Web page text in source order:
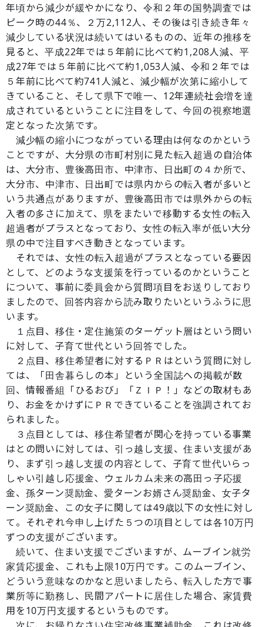
年頃から減少が緩やかになり、令和２年の国勢調査では
ピーク時の44％、２万2,112人、その後は引き続き年々
減少している状況は続いてはいるものの、近年の推移を
見ると、平成22年では５年前に比べて約1,208人減、平
成27年では５年前に比べて約1,053人減、令和２年では
５年前に比べて約741人減と、減少幅が次第に縮小して
きていること、そして県下で唯一、12年連続社会増を達
成されているということに注目をして、今回の視察地選
定となった次第です。
減少幅の縮小につながっている理由は何なのかという
ことですが、大分県の市町村別に見た転入超過の自治体
は、大分市、豊後高田市、中津市、日出町の４か所で、
大分市、中津市、日出町では県内からの転入者が多いと
いう共通点がありますが、豊後高田市では県外からの転
入者の多さに加えて、県をまたいで移動する女性の転入
超過者がプラスとなっており、女性の転入率が低い大分
県の中で注目すべき動きとなっています。
それでは、女性の転入超過がプラスとなっている要因
として、どのような支援策を行っているのかということ
について、事前に委員会から質問項目をお送りしており
ましたので、回答内容から読み取りたいというふうに思
います。
１点目、移住・定住施策のターゲット層はという問い
に対して、子育て世代という回答でした。
２点目、移住希望者に対するＰＲはという質問に対し
ては、「田舎暮らしの本」という全国誌への掲載が数
回、情報番組「ひるおび」「ＺＩＰ！」などの取材もあ
り、お金をかけずにＰＲできていることを強調されてお
られました。
３点目としては、移住希望者が関心を持っている事業
はとの問いに対しては、引っ越し支援、住まい支援があ
り、まず引っ越し支援の内容として、子育て世代いらっ
しゃい引越し応援金、ウェルカム未来の高田っ子応援
金、孫ターン奨励金、愛ターンお婿さん奨励金、女子タ
ーン奨励金、この女子に関しては49歳以下の女性に対し
て。それぞれ今申し上げた５つの項目としては各10万円
ずつの支援がございます。
続いて、住まい支援でございますが、ムーブイン就労
家賃応援金、これも上限10万円です。このムーブイン、
どういう意味なのかなと思いましたら、転入した方で事
業所等に勤務し、民間アパートに居住した場合、家賃費
用を10万円支援するというものです。